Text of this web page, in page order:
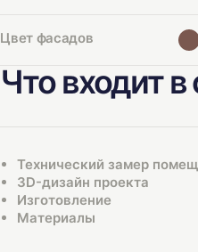
Цвет фасадов
Что входит
Технический замер
3D-дизайн проекта
Изготовление
Материалы